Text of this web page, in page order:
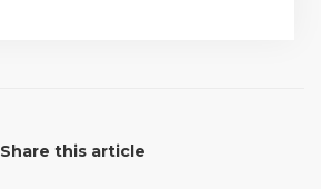
Share this article